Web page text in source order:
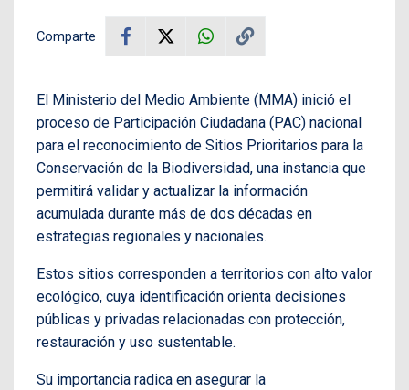
Comparte
El Ministerio del Medio Ambiente (MMA) inició el
proceso de Participación Ciudadana (PAC) nacional
para el reconocimiento de Sitios Prioritarios para la
Conservación de la Biodiversidad, una instancia que
permitirá validar y actualizar la información
acumulada durante más de dos décadas en
estrategias regionales y nacionales.
Estos sitios corresponden a territorios con alto valor
ecológico, cuya identificación orienta decisiones
públicas y privadas relacionadas con protección,
restauración y uso sustentable.
Su importancia radica en asegurar la